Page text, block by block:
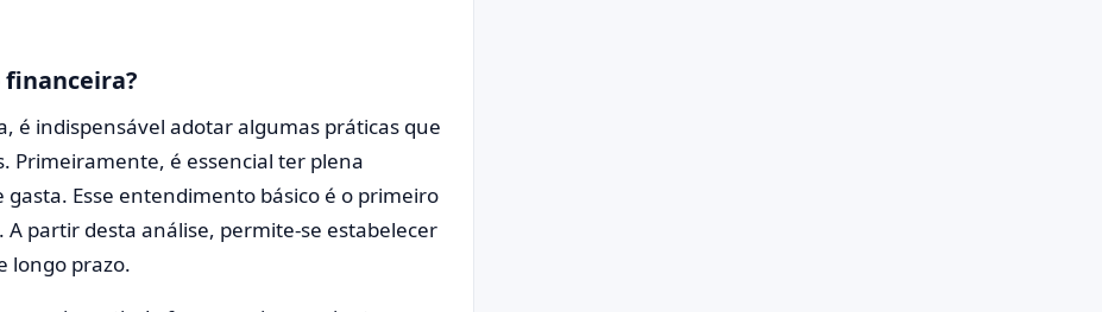
é indispensável adotar algumas práticas que
Primeiramente, é essencial ter plena
Esse entendimento básico é o primeiro
partir desta análise, permite-se estabelecer
longo prazo.